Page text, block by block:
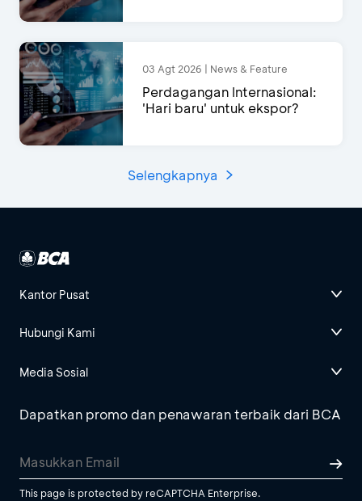
03 Agt 2026 | News & Feature
Perdagangan Internasional:
'Hari baru' untuk ekspor?
Selengkapnya
Kantor Pusat
Hubungi Kami
Media Sosial
Dapatkan promo dan penawaran terbaik dari BCA
This page is protected by reCAPTCHA Enterprise.